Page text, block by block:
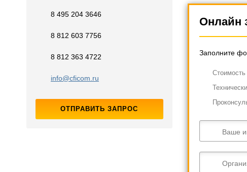
8 495 204 3646
8 812 603 7756
8 812 363 4722
info@cficom.ru
ОТПРАВИТЬ ЗАПРОС
Онлайн
Заполните
Ваше